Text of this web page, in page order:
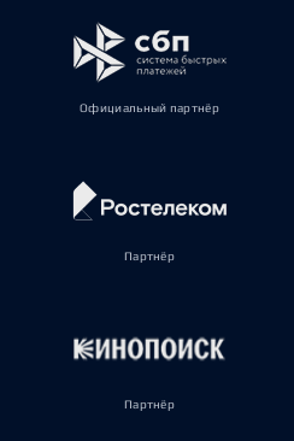
Официальный партнёр
Партнёр
Партнёр